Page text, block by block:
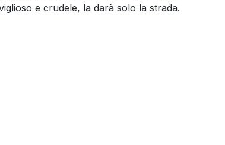
e crudele, la darà solo la strada.